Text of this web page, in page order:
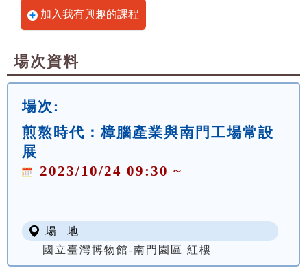
加入我有興趣的課程
場次資料
場次:
煎熬時代：樟腦產業與南門工場常設
展
2023/10/24 09:30 ~
場 地
國立臺灣博物館-南門園區 紅樓